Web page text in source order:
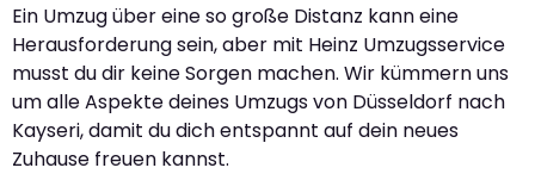
Ein Umzug über eine so große Distanz kann eine
Herausforderung sein, aber mit Heinz Umzugsservice
musst du dir keine Sorgen machen. Wir kümmern uns
um alle Aspekte deines Umzugs von Düsseldorf nach
Kayseri, damit du dich entspannt auf dein neues
Zuhause freuen kannst.